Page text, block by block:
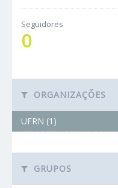
Seguidores
0
ORGANIZAÇÕES
UFRN (1)
GRUPOS